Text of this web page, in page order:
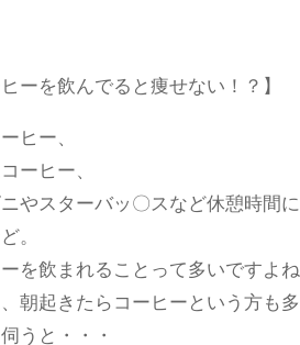
ヒーを飲んでると痩せない！？】
ヒー、
ーヒー、
やスターバッ〇スなど休憩時間
。
を飲まれることって多いですよね
朝起きたらコーヒーという方も
うと・・・